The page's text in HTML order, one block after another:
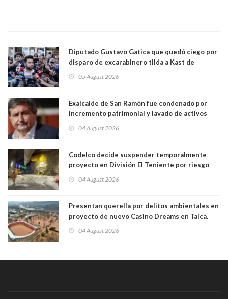
Diputado Gustavo Gatica que quedó ciego por
disparo de excarabinero tilda a Kast de
absolución del exuniformado. Presidente DC
05 August 2026
Exalcalde de San Ramón fue condenado por
incremento patrimonial y lavado de activos
04 August 2026
Codelco decide suspender temporalmente
proyecto en División El Teniente por riesgo
04 August 2026
Presentan querella por delitos ambientales en
proyecto de nuevo Casino Dreams en Talca.
y en zona inundable
04 August 2026